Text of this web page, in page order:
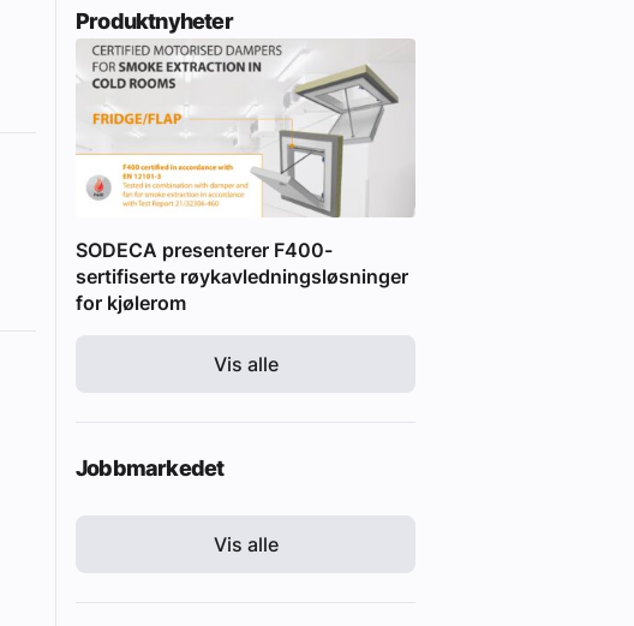
Produktnyheter
SODECA presenterer F400-
sertifiserte røykavledningsløsninger
for kjølerom
Vis alle
Jobbmarkedet
Vis alle